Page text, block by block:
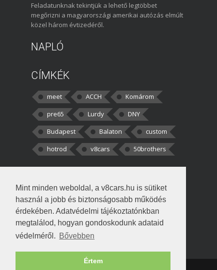
Mint minden weboldal, a v8cars.hu is sütiket
használ a jobb és biztonságosabb működés
érdekében. Adatvédelmi tájékoztatónkban
megtalálod, hogyan gondoskodunk adataid
védelméről. Bővebben
Értem
Feladatunknak tekintjük a lehető legtöbbet
megőrizni a magyarországi amerikai autózás elmúlt
közel három évtizedéről.
NAPLÓ
CÍMKÉK
meet ACCH
Komárom
pre65
Lurdy
DNY
Budapest
Balaton
custom
hotrod
v8cars 50brothers
kortisz:Elszúrtam! Én csak két
darabbaal számoltam. Nem tudtam, hogy fél autót,
Béke:
!fasza Örültem is nagyon, amikor